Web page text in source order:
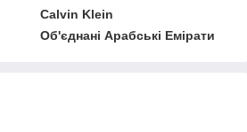
Calvin Klein
Об'єднані Арабські Емірати